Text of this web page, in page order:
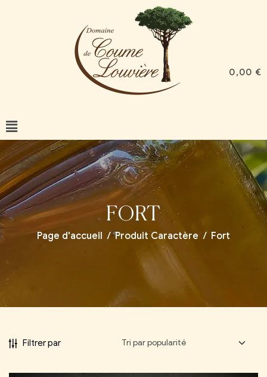
0,00 €
FORT
Page d'accueil / Produit Caractère / Fort
Filtrer par